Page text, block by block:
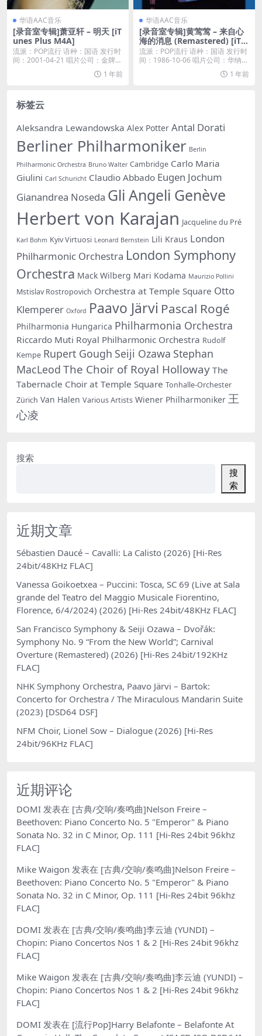
华语AAC音乐
[录音室专辑]萧亚轩 – 明天 [iT
unes Plus M4A]
流派：POP流行 语种：国语 发行时
间：2001-04-21 唱片公司：金牌大
1 年前
华语AAC音乐
[录音室专辑]黄莺莺 – 来自心
海的消息 (Remastered) [iTu
nes Plus M4A]
流派：POP流行 语种：国语 发行时
间：1986-10-06 唱片公司：华纳唱
1 年前
标签云
Aleksandra Lewandowska Alex Potter Antal Dorati
Berliner Philharmoniker Berlin
Philharmonic Orchestra Bruno Walter Cambridge Carlo Maria
Giulini Carl Schuricht Claudio Abbado Eugen Jochum
Gianandrea Noseda Gli Angeli Genève
Herbert von Karajan Jacqueline du Pré
Karl Bohm Kyiv Virtuosi Leonard Bernstein Lili Kraus London
Philharmonic Orchestra London Symphony
Orchestra Mack Wilberg Mari Kodama Maurizio Pollini
Mstislav Rostropovich Orchestra at Temple Square Otto
Klemperer Oxford Paavo Järvi Pascal Rogé
Philharmonia Hungarica Philharmonia Orchestra
Riccardo Muti Royal Philharmonic Orchestra Rudolf
Kempe Rupert Gough Seiji Ozawa Stephan
MacLeod The Choir of Royal Holloway The
Tabernacle Choir at Temple Square Tonhalle-Orchester
Zürich Van Halen Various Artists Wiener Philharmoniker 王
心凌
搜索
搜
索
近期文章
Sébastien Daucé – Cavalli: La Calisto (2026) [Hi-Res
24bit/48KHz FLAC]
Vanessa Goikoetxea – Puccini: Tosca, SC 69 (Live at Sala
grande del Teatro del Maggio Musicale Fiorentino,
Florence, 6/4/2024) (2026) [Hi-Res 24bit/48KHz FLAC]
San Francisco Symphony & Seiji Ozawa – Dvořák:
Symphony No. 9 “From the New World”; Carnival
Overture (Remastered) (2026) [Hi-Res 24bit/192KHz
FLAC]
NHK Symphony Orchestra, Paavo Järvi – Bartok:
Concerto for Orchestra / The Miraculous Mandarin Suite
(2023) [DSD64 DSF]
NFM Choir, Lionel Sow – Dialogue (2026) [Hi-Res
24bit/96KHz FLAC]
近期评论
DOMI 发表在 [古典/交响/奏鸣曲]Nelson Freire –
Beethoven: Piano Concerto No. 5 "Emperor" & Piano
Sonata No. 32 in C Minor, Op. 111 [Hi-Res 24bit 96khz
FLAC]
Mike Waigon 发表在 [古典/交响/奏鸣曲]Nelson Freire –
Beethoven: Piano Concerto No. 5 "Emperor" & Piano
Sonata No. 32 in C Minor, Op. 111 [Hi-Res 24bit 96khz
FLAC]
DOMI 发表在 [古典/交响/奏鸣曲]李云迪 (YUNDI) –
Chopin: Piano Concertos Nos 1 & 2 [Hi-Res 24bit 96khz
FLAC]
Mike Waigon 发表在 [古典/交响/奏鸣曲]李云迪 (YUNDI) –
Chopin: Piano Concertos Nos 1 & 2 [Hi-Res 24bit 96khz
FLAC]
DOMI 发表在 [流行Pop]Harry Belafonte – Belafonte At